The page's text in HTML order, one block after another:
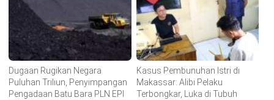
Dugaan Rugikan Negara
Puluhan Triliun, Penyimpangan
Pengadaan Batu Bara PLN EPI
Kasus Pembunuhan Istri di
Makassar: Alibi Pelaku
Terbongkar, Luka di Tubuh